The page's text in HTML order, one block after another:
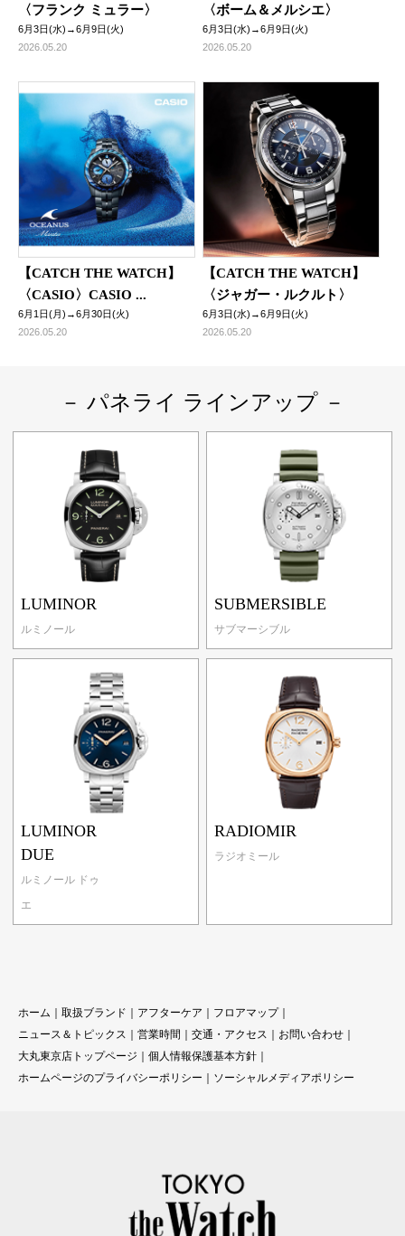
〈フランク ミュラー〉
6月3日(水)→6月9日(火)
2026.05.20
〈ボーム＆メルシエ〉
6月3日(水)→6月9日(火)
2026.05.20
【CATCH THE WATCH】
〈CASIO〉CASIO ...
6月1日(月)→6月30日(火)
2026.05.20
【CATCH THE WATCH】
〈ジャガー・ルクルト〉
6月3日(水)→6月9日(火)
2026.05.20
－ パネライ ラインアップ －
LUMINOR
ルミノール
SUBMERSIBLE
サブマーシブル
LUMINOR
DUE
ルミノール ドゥ
エ
RADIOMIR
ラジオミール
ホーム ｜ 取扱ブランド ｜ アフターケア ｜ フロアマップ｜
ニュース＆トピックス ｜ 営業時間 ｜ 交通・アクセス ｜ お問い合わせ ｜
大丸東京店トップページ ｜ 個人情報保護基本方針 ｜
ホームページのプライバシーポリシー ｜ ソーシャルメディアポリシー